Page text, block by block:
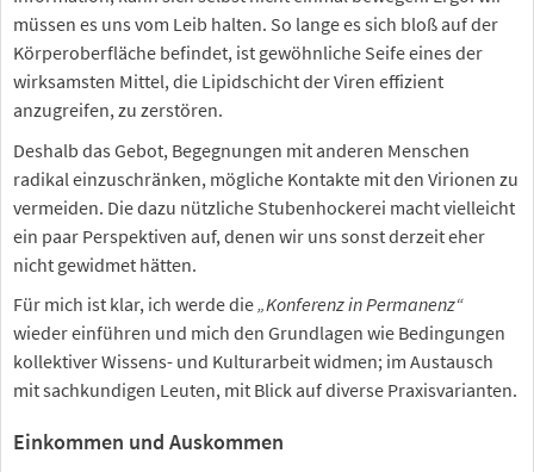
müssen es uns vom Leib halten. So lange es sich bloß auf der
Körperoberfläche befindet, ist gewöhnliche Seife eines der
wirksamsten Mittel, die Lipidschicht der Viren effizient
anzugreifen, zu zerstören.
Deshalb das Gebot, Begegnungen mit anderen Menschen
radikal einzuschränken, mögliche Kontakte mit den Virionen zu
vermeiden. Die dazu nützliche Stubenhockerei macht vielleicht
ein paar Perspektiven auf, denen wir uns sonst derzeit eher
nicht gewidmet hätten.
Für mich ist klar, ich werde die„Konferenz in Permanenz“
wieder einführen und mich den Grundlagen wie Bedingungen
kollektiver Wissens- und Kulturarbeit widmen; im Austausch
mit sachkundigen Leuten, mit Blick auf diverse Praxisvarianten.
Einkommen und Auskommen